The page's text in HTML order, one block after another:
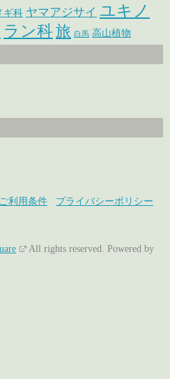
ギ科 ヤマアジサイ ユキノ
ラン科旅 白馬 高山植物
ご利用条件
プライバシーポリシー
All rights reserved. Powered by